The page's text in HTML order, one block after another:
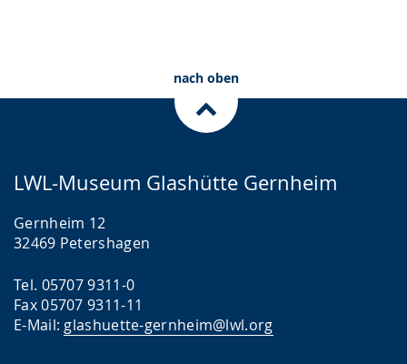
nach oben
LWL-Museum Glashütte Gernheim
Gernheim 12
32469 Petershagen
Tel. 05707 9311-0
Fax 05707 9311-11
E-Mail: glashuette-gernheim@lwl.org